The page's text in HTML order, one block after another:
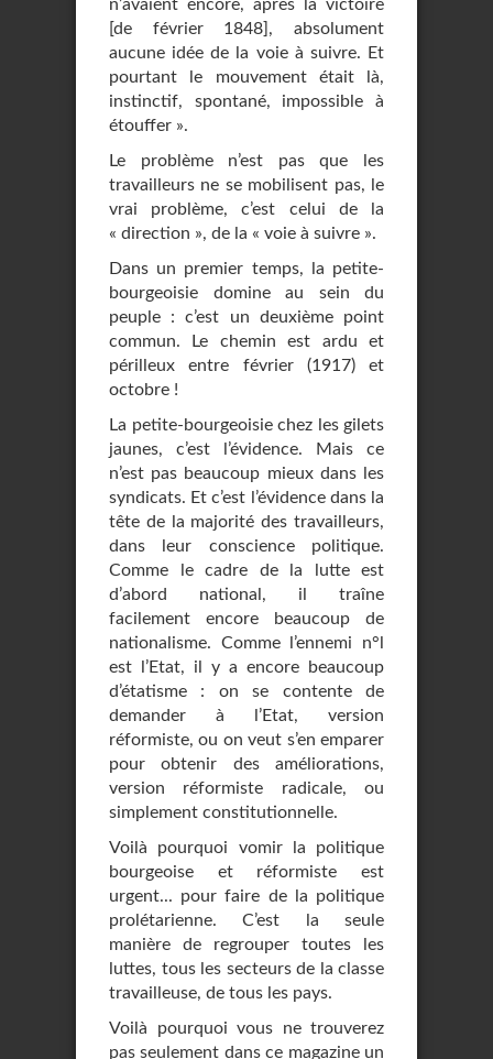
n’avaient encore, après la victoire
[de février 1848], absolument
aucune idée de la voie à suivre. Et
pourtant le mouvement était là,
instinctif, spontané, impossible à
étouffer ».
Le problème n’est pas que les
travailleurs ne se mobilisent pas, le
vrai problème, c’est celui de la
« direction », de la « voie à suivre ».
Dans un premier temps, la petite-
bourgeoisie domine au sein du
peuple : c’est un deuxième point
commun. Le chemin est ardu et
périlleux entre février (1917) et
octobre !
La petite-bourgeoisie chez les gilets
jaunes, c’est l’évidence. Mais ce
n’est pas beaucoup mieux dans les
syndicats. Et c’est l’évidence dans la
tête de la majorité des travailleurs,
dans leur conscience politique.
Comme le cadre de la lutte est
d’abord national, il traîne
facilement encore beaucoup de
nationalisme. Comme l’ennemi n°l
est l’Etat, il y a encore beaucoup
d’étatisme : on se contente de
demander à l’Etat, version
réformiste, ou on veut s’en emparer
pour obtenir des améliorations,
version réformiste radicale, ou
simplement constitutionnelle.
Voilà pourquoi vomir la politique
bourgeoise et réformiste est
urgent... pour faire de la politique
prolétarienne. C’est la seule
manière de regrouper toutes les
luttes, tous les secteurs de la classe
travailleuse, de tous les pays.
Voilà pourquoi vous ne trouverez
pas seulement dans ce magazine un